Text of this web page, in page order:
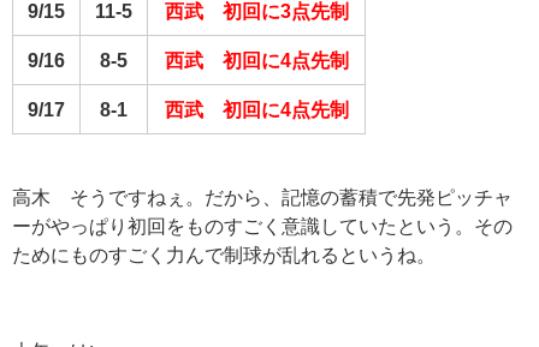
9/15 11-5 西武 初回に3点先制
9/16 8-5 西武 初回に4点先制
9/17 8-1 西武 初回に4点先制
高木 そうですねぇ。だから、記憶の蓄積で先発ピッチャ
ーがやっぱり初回をものすごく意識していたという。その
ためにものすごく力んで制球が乱れるというね。